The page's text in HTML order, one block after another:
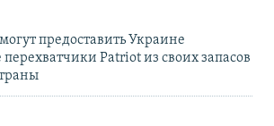
предоставить Украине
Patriot из своих запасов